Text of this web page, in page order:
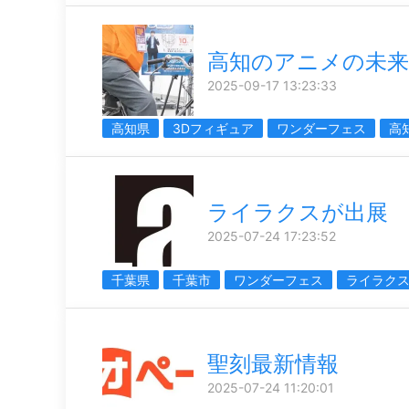
高知のアニメの未来
2025-09-17 13:23:33
高知県 3Dフィギュア ワンダーフェス 高
ライラクスが出展
2025-07-24 17:23:52
千葉県 千葉市 ワンダーフェス ライラクス
聖刻最新情報
2025-07-24 11:20:01